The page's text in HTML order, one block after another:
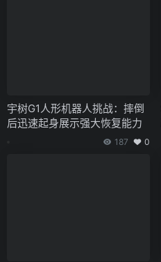
宇树G1人形机器人挑战：摔倒
后迅速起身展示强大恢复能力
187 0